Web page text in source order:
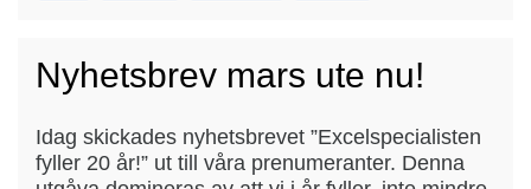
Nyhetsbrev mars ute nu!
Idag skickades nyhetsbrevet ”Excelspecialisten
fyller 20 år!” ut till våra prenumeranter. Denna